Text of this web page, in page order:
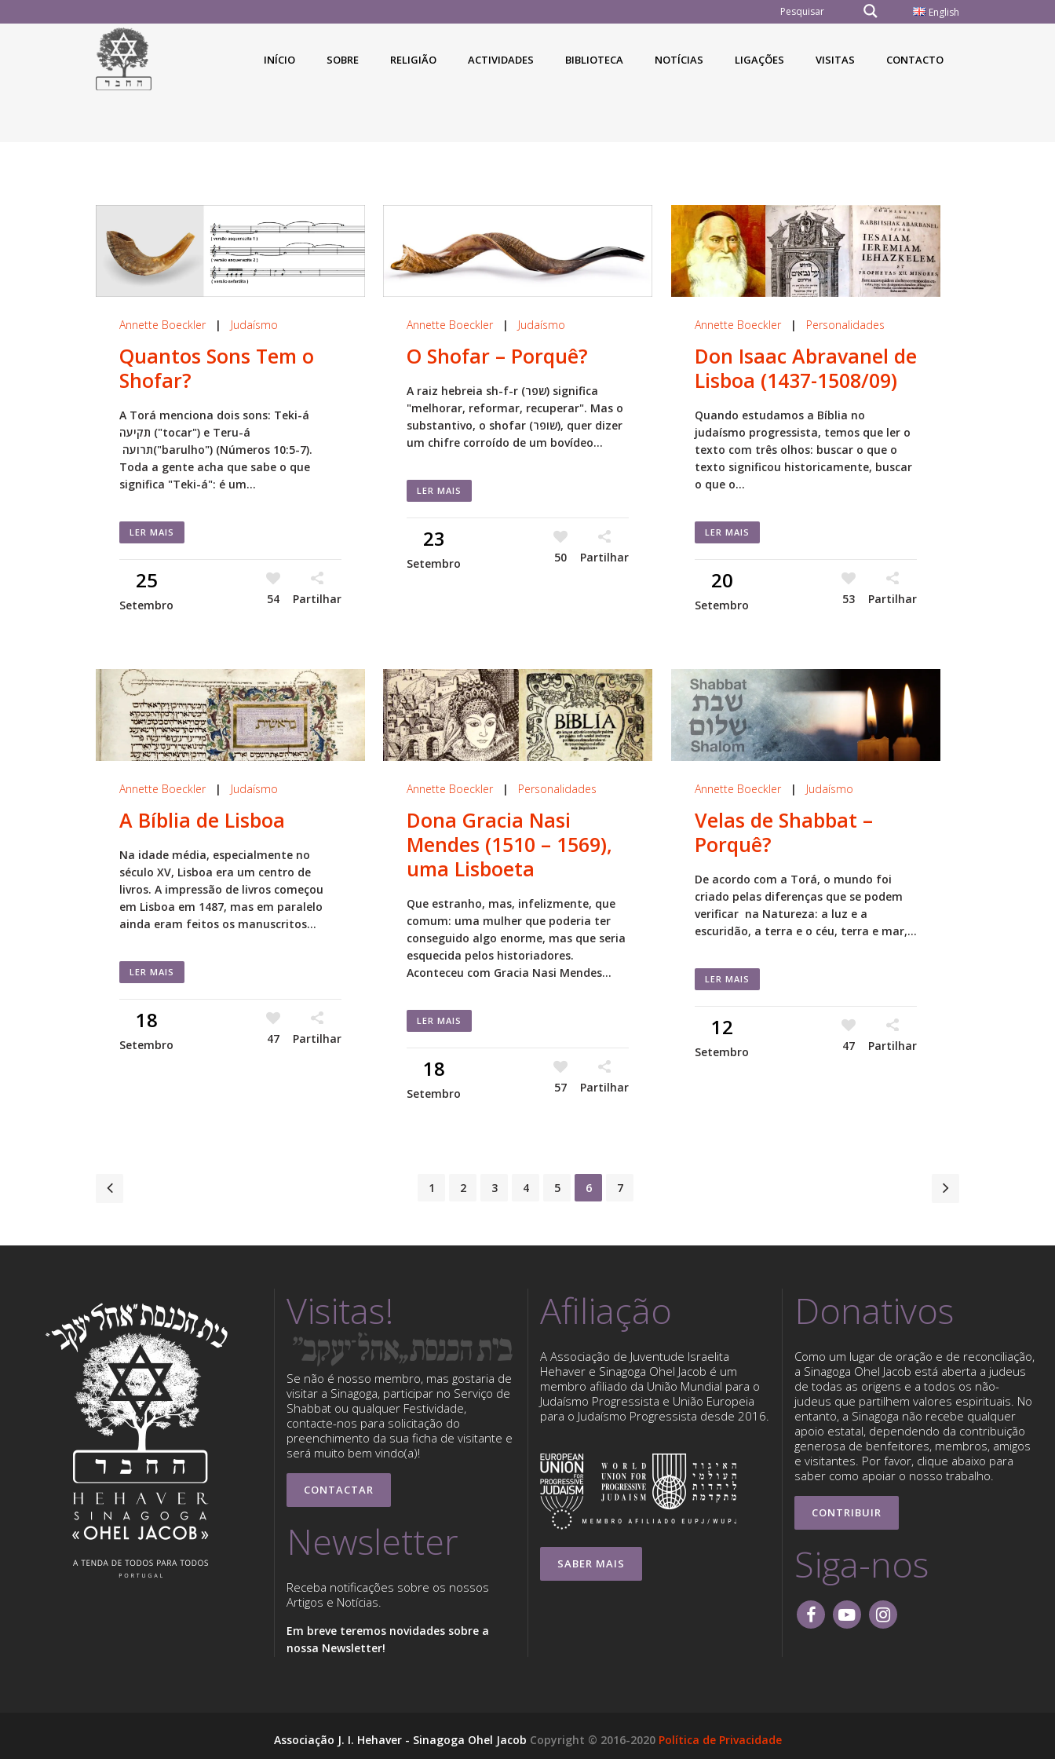
English
INÍCIO SOBRE RELIGIÃO ACTIVIDADES BIBLIOTECA NOTÍCIAS LIGAÇÕES VISITAS CONTACTO
Annette Boeckler| Judaísmo
Quantos Sons Tem o
Shofar?
A Torá menciona dois sons: Teki-á
תקיעה ("tocar") e Teru-á
Toda a gente acha que sabe o que
significa "Teki-á": é um...
LER MAIS
25
Setembro 54 Partilhar
Annette Boeckler| Judaísmo
O Shofar – Porquê?
A raiz hebreia sh-f-r (שפר) significa
"melhorar, reformar, recuperar". Mas o
substantivo, o shofar (שופר), quer dizer
um chifre corroído de um bovídeo...
LER MAIS
23
Setembro 50 Partilhar
Annette Boeckler| Personalidades
Don Isaac Abravanel de
Lisboa (1437-1508/09)
Quando estudamos a Bíblia no
judaísmo progressista, temos que ler o
texto com três olhos: buscar o que o
texto significou historicamente, buscar
o que o...
LER MAIS
20
Setembro 53 Partilhar
Annette Boeckler| Judaísmo
A Bíblia de Lisboa
Na idade média, especialmente no
século XV, Lisboa era um centro de
livros. A impressão de livros começou
em Lisboa em 1487, mas em paralelo
ainda eram feitos os manuscritos...
LER MAIS
18
Setembro 47 Partilhar
Annette Boeckler| Personalidades
Dona Gracia Nasi
Mendes (1510 – 1569),
uma Lisboeta
Que estranho, mas, infelizmente, que
comum: uma mulher que poderia ter
conseguido algo enorme, mas que seria
esquecida pelos historiadores.
Aconteceu com Gracia Nasi Mendes...
LER MAIS
18
Setembro 57 Partilhar
Annette Boeckler| Judaísmo
Velas de Shabbat –
Porquê?
De acordo com a Torá, o mundo foi
criado pelas diferenças que se podem
verificar na Natureza: a luz e a
escuridão, a terra e o céu, terra e mar,...
LER MAIS
12
Setembro 47 Partilhar
1 2 3 4 5 6 7
Visitas!
Se não é nosso membro, mas gostaria de
visitar a Sinagoga, participar no Serviço de
Shabbat ou qualquer Festividade,
contacte-nos para solicitação do
preenchimento da sua ficha de visitante e
será muito bem vindo(a)!
CONTACTAR
Newsletter
Receba notificações sobre os nossos
Artigos e Notícias.
Em breve teremos novidades sobre a
nossa Newsletter!
Afiliação
A Associação de Juventude Israelita
Hehaver e Sinagoga Ohel Jacob é um
membro afiliado da União Mundial para o
Judaísmo Progressista e União Europeia
para o Judaísmo Progressista desde 2016.
SABER MAIS
Donativos
Como um lugar de oração e de reconciliação,
a Sinagoga Ohel Jacob está aberta a judeus
de todas as origens e a todos os não-
judeus que partilhem valores espirituais. No
entanto, a Sinagoga não recebe qualquer
apoio estatal, dependendo da contribuição
generosa de benfeitores, membros, amigos
e visitantes. Por favor, clique abaixo para
saber como apoiar o nosso trabalho.
CONTRIBUIR
Siga-nos
Associação J. I. Hehaver - Sinagoga Ohel Jacob Copyright © 2016-2020 Política de Privacidade